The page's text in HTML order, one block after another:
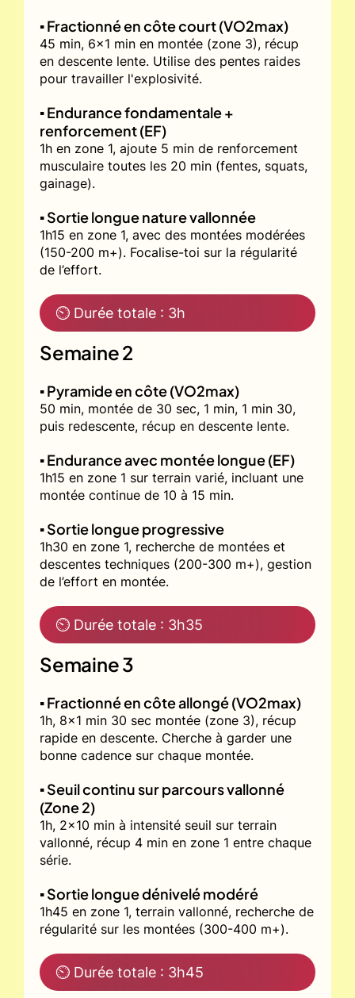
▪️ Fractionné en côte court (VO2max)
45 min, 6x1 min en montée (zone 3), récup
en descente lente. Utilise des pentes raides
pour travailler l'explosivité.
▪️ Endurance fondamentale +
renforcement (EF)
1h en zone 1, ajoute 5 min de renforcement
musculaire toutes les 20 min (fentes, squats,
gainage).
▪️ Sortie longue nature vallonnée
1h15 en zone 1, avec des montées modérées
(150-200 m+). Focalise-toi sur la régularité
de l’effort.
⏲ Durée totale : 3h
Semaine 2
▪️ Pyramide en côte (VO2max)
50 min, montée de 30 sec, 1 min, 1 min 30,
puis redescente, récup en descente lente.
▪️ Endurance avec montée longue (EF)
1h15 en zone 1 sur terrain varié, incluant une
montée continue de 10 à 15 min.
▪️ Sortie longue progressive
1h30 en zone 1, recherche de montées et
descentes techniques (200-300 m+), gestion
de l’effort en montée.
⏲ Durée totale : 3h35
Semaine 3
▪️ Fractionné en côte allongé (VO2max)
1h, 8x1 min 30 sec montée (zone 3), récup
rapide en descente. Cherche à garder une
bonne cadence sur chaque montée.
▪️ Seuil continu sur parcours vallonné
(Zone 2)
1h, 2x10 min à intensité seuil sur terrain
vallonné, récup 4 min en zone 1 entre chaque
série.
▪️ Sortie longue dénivelé modéré
1h45 en zone 1, terrain vallonné, recherche de
régularité sur les montées (300-400 m+).
⏲ Durée totale : 3h45